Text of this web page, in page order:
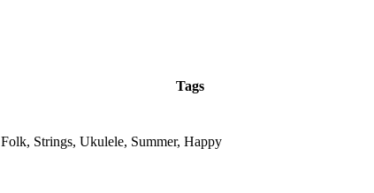
Tags
Folk, Strings, Ukulele, Summer, Happy